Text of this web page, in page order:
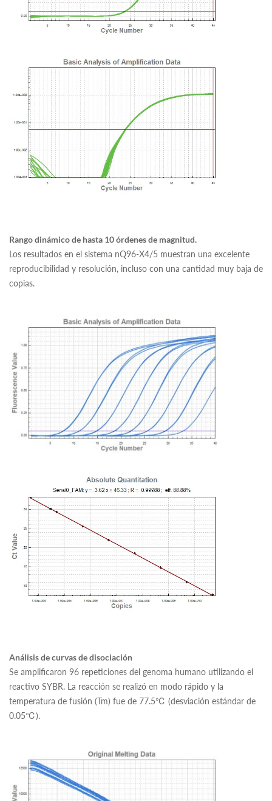
Rango dinámico de hasta 10 órdenes de magnitud.
Los resultados en el sistema nQ96-X4/5 muestran una excelente
reproducibilidad y resolución, incluso con una cantidad muy baja de
copias.
Análisis de curvas de disociación
Se amplificaron 96 repeticiones del genoma humano utilizando el
reactivo SYBR. La reacción se realizó en modo rápido y la
temperatura de fusión (Tm) fue de 77.5℃ (desviación estándar de
0.05℃).